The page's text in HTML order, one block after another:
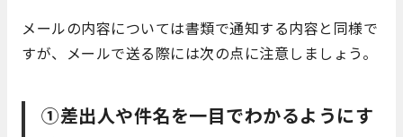
メールの内容については書類で通知する内容と同様で
すが、メールで送る際には次の点に注意しましょう。
①差出人や件名を一目でわかるようにす